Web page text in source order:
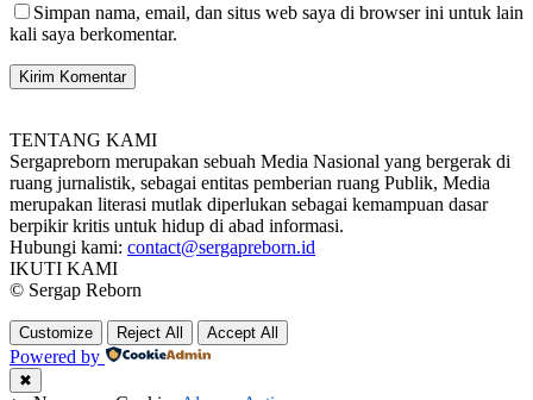
Simpan nama, email, dan situs web saya di browser ini untuk lain
kali saya berkomentar.
TENTANG KAMI
Sergapreborn merupakan sebuah Media Nasional yang bergerak di
ruang jurnalistik, sebagai entitas pemberian ruang Publik, Media
merupakan literasi mutlak diperlukan sebagai kemampuan dasar
berpikir kritis untuk hidup di abad informasi.
Hubungi kami: contact@sergapreborn.id
IKUTI KAMI
© Sergap Reborn
Customize Reject All Accept All
Powered by
✖